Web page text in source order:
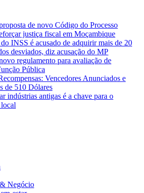
de novo Código do Processo
justiça fiscal em Moçambique
INSS é acusado de adquirir mais de 20
desviados, diz acusação do MP
regulamento para avaliação de
Pública
Vencedores Anunciados e
de 510 Dólares
indústrias antigas é a chave para o
Negócio